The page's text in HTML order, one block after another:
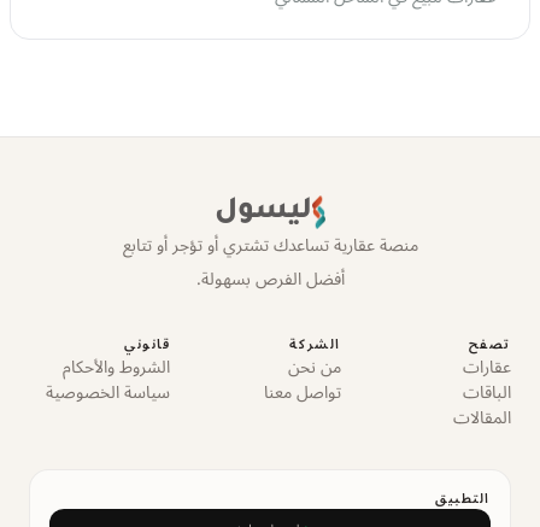
ليسول
منصة عقارية تساعدك تشتري أو تؤجر أو تتابع
أفضل الفرص بسهولة.
تصفح
عقارات
الباقات
المقالات
الشركة
من نحن
تواصل معنا
قانوني
الشروط والأحكام
سياسة الخصوصية
التطبيق